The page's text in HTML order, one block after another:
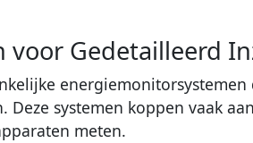
Gedetailleerd
energiemonitorsystemen
systemen koppen vaak
meten.